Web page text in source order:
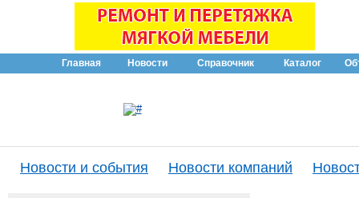
Главная Новости Справочник Каталог
Новости и события Новости компаний